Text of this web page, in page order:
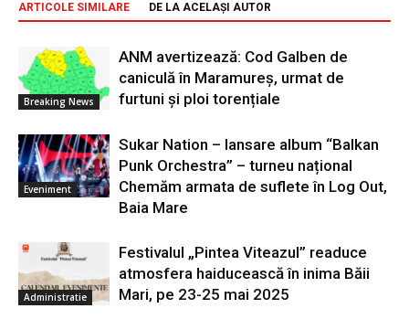
ARTICOLE SIMILARE DE LA ACELAȘI AUTOR
Breaking News
ANM avertizează: Cod Galben de
caniculă în Maramureș, urmat de
furtuni și ploi torențiale
Eveniment
Sukar Nation – lansare album “Balkan
Punk Orchestra” – turneu național
Chemăm armata de suflete în Log Out,
Baia Mare
Administratie
Festivalul „Pintea Viteazul” readuce
atmosfera haiducească în inima Băii
Mari, pe 23-25 mai 2025